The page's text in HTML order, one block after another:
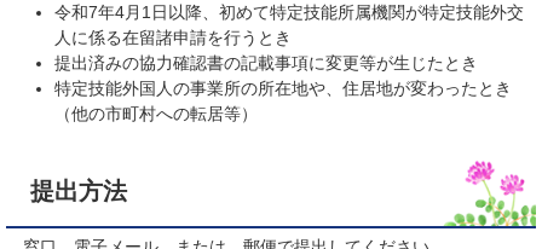
令和7年4月1日以降、初めて特定技能所属機関が特定技能外交
人に係る在留諸申請を行うとき
提出済みの協力確認書の記載事項に変更等が生じたとき
特定技能外国人の事業所の所在地や、住居地が変わったとき
（他の市町村への転居等）
提出方法